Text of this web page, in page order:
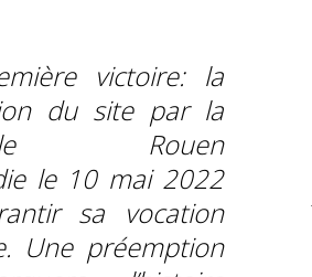
victoire: la
du site par la
Rouen
le 10 mai 2022
sa vocation
Une préemption